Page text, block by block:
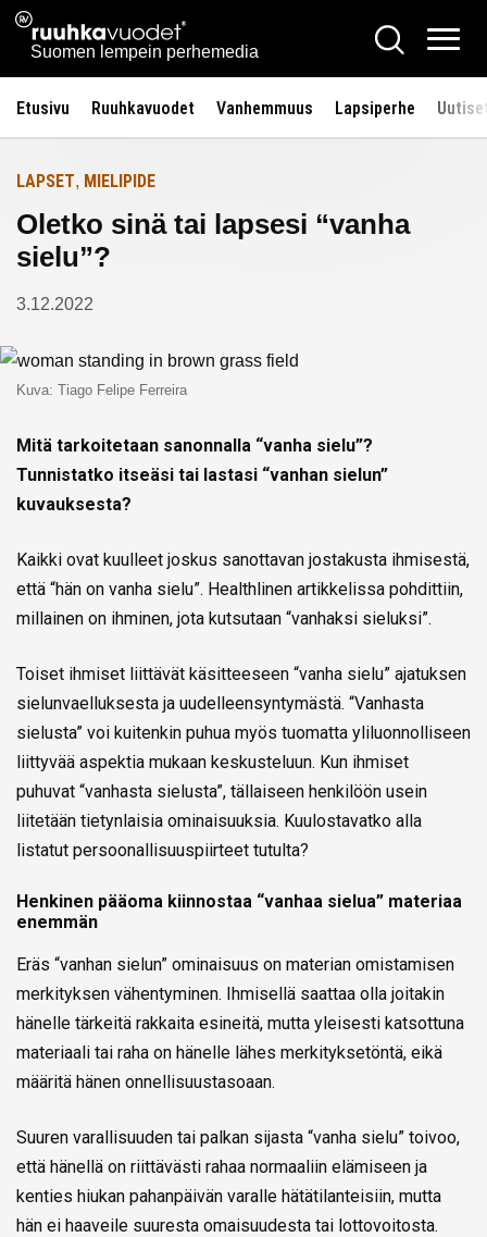
Siirry
sisältöön
Ruuhkavuodet.fi
Suomen lempein perhemedia
Hae
Etusivu Ruuhkavuodet Vanhemmuus Lapsiperhe
Etusivulle
LAPSET, MIELIPIDE
Oletko sinä tai lapsesi “vanha
sielu”?
3.12.2022
Kuva: Tiago Felipe Ferreira
Mitä tarkoitetaan sanonnalla “vanha sielu”?
Tunnistatko itseäsi tai lastasi “vanhan sielun”
kuvauksesta?
Kaikki ovat kuulleet joskus sanottavan jostakusta ihmisestä,
että “hän on vanha sielu”. Healthlinen artikkelissa pohdittiin,
millainen on ihminen, jota kutsutaan “vanhaksi sieluksi”.
Toiset ihmiset liittävät käsitteeseen “vanha sielu” ajatuksen
sielunvaelluksesta ja uudelleensyntymästä. “Vanhasta
sielusta” voi kuitenkin puhua myös tuomatta yliluonnolliseen
liittyvää aspektia mukaan keskusteluun. Kun ihmiset
puhuvat “vanhasta sielusta”, tällaiseen henkilöön usein
liitetään tietynlaisia ominaisuuksia. Kuulostavatko alla
listatut persoonallisuuspiirteet tutulta?
Henkinen pääoma kiinnostaa “vanhaa sielua” materiaa
enemmän
Eräs “vanhan sielun” ominaisuus on materian omistamisen
merkityksen vähentyminen. Ihmisellä saattaa olla joitakin
hänelle tärkeitä rakkaita esineitä, mutta yleisesti katsottuna
materiaali tai raha on hänelle lähes merkityksetöntä, eikä
määritä hänen onnellisuustasoaan.
Suuren varallisuuden tai palkan sijasta “vanha sielu” toivoo,
että hänellä on riittävästi rahaa normaaliin elämiseen ja
kenties hiukan pahanpäivän varalle hätätilanteisiin, mutta
hän ei haaveile suuresta omaisuudesta tai lottovoitosta.